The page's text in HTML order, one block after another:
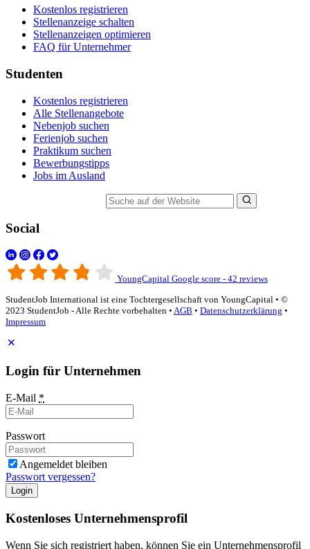
Kostenlos registrieren
Stellenanzeige schalten
Stellenanzeigen optimieren
FAQ für Unternehmer
Studenten
Kostenlos registrieren
Alle Stellenangebote
Nebenjob suchen
Ferienjob suchen
Praktikum suchen
Bewerbungstipps
Jobs im Ausland
Social
YoungCapital Google score - 42 reviews
StudentJob International ist eine Tochtergesellschaft von YoungCapital • ©
2023 StudentJob - Alle Rechte vorbehalten • AGB • Datenschutzerklärung •
Impressum
Login für Unternehmen
E-Mail *
Passwort
Angemeldet bleiben
Passwort vergessen?
Login
Kostenloses Unternehmensprofil
Wenn Sie sich registriert haben, können Sie ein Unternehmensprofil